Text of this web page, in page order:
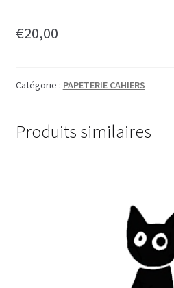
€20,00
Catégorie : PAPETERIE CAHIERS
Produits similaires